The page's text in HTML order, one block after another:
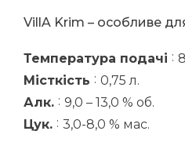
VillA Krim – особливе
Температура подачі :
Місткість : 0,75 л.
Алк. : 9,0 – 13,0 % об.
Цук. : 3,0-8,0 % мас.